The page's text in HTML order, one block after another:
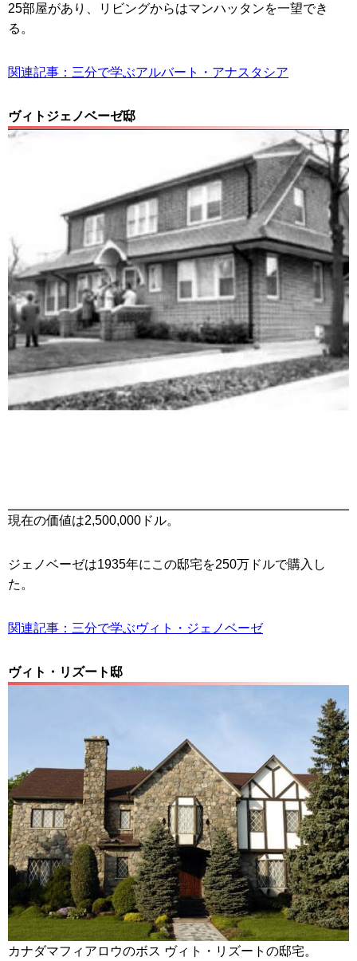
25部屋があり、リビングからはマンハッタンを一望でき
る。
関連記事：三分で学ぶアルバート・アナスタシア
ヴィトジェノベーゼ邸
現在の価値は2,500,000ドル。
ジェノベーゼは1935年にこの邸宅を250万ドルで購入し
た。
関連記事：三分で学ぶヴィト・ジェノベーゼ
ヴィト・リズート邸
カナダマフィアロウのボス ヴィト・リズートの邸宅。